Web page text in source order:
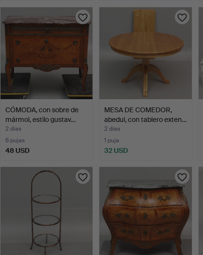
CÓMODA, con sobre de
mármol, estilo gustav…
2 días
6 pujas
48 USD
MESA DE COMEDOR,
abedul, con tablero exten…
2 días
1 puja
32 USD